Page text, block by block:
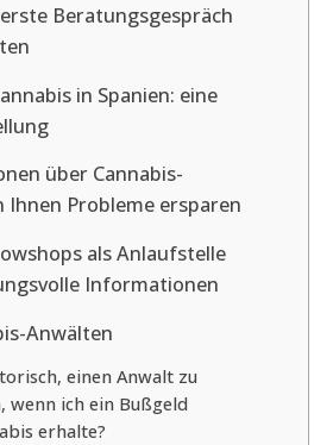
Beratungsgespräch
in Spanien: eine
über Cannabis-
Ihnen Probleme ersparen
als Anlaufstelle
Informationen
Anwälten
einen Anwalt zu
wenn ich ein Bußgeld
erhalte?